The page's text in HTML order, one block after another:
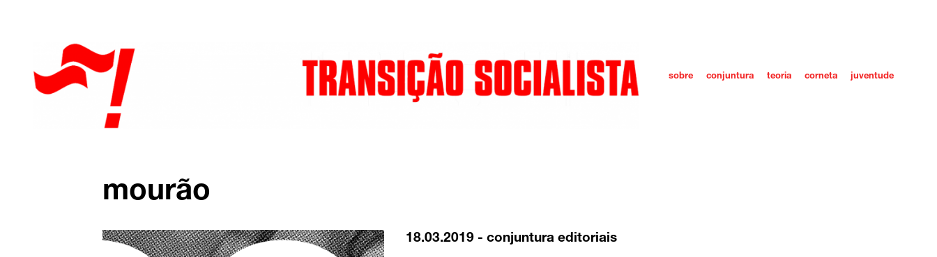
sobre conjuntura teoria corneta juventude
mourão
18.03.2019 - conjuntura editoriais